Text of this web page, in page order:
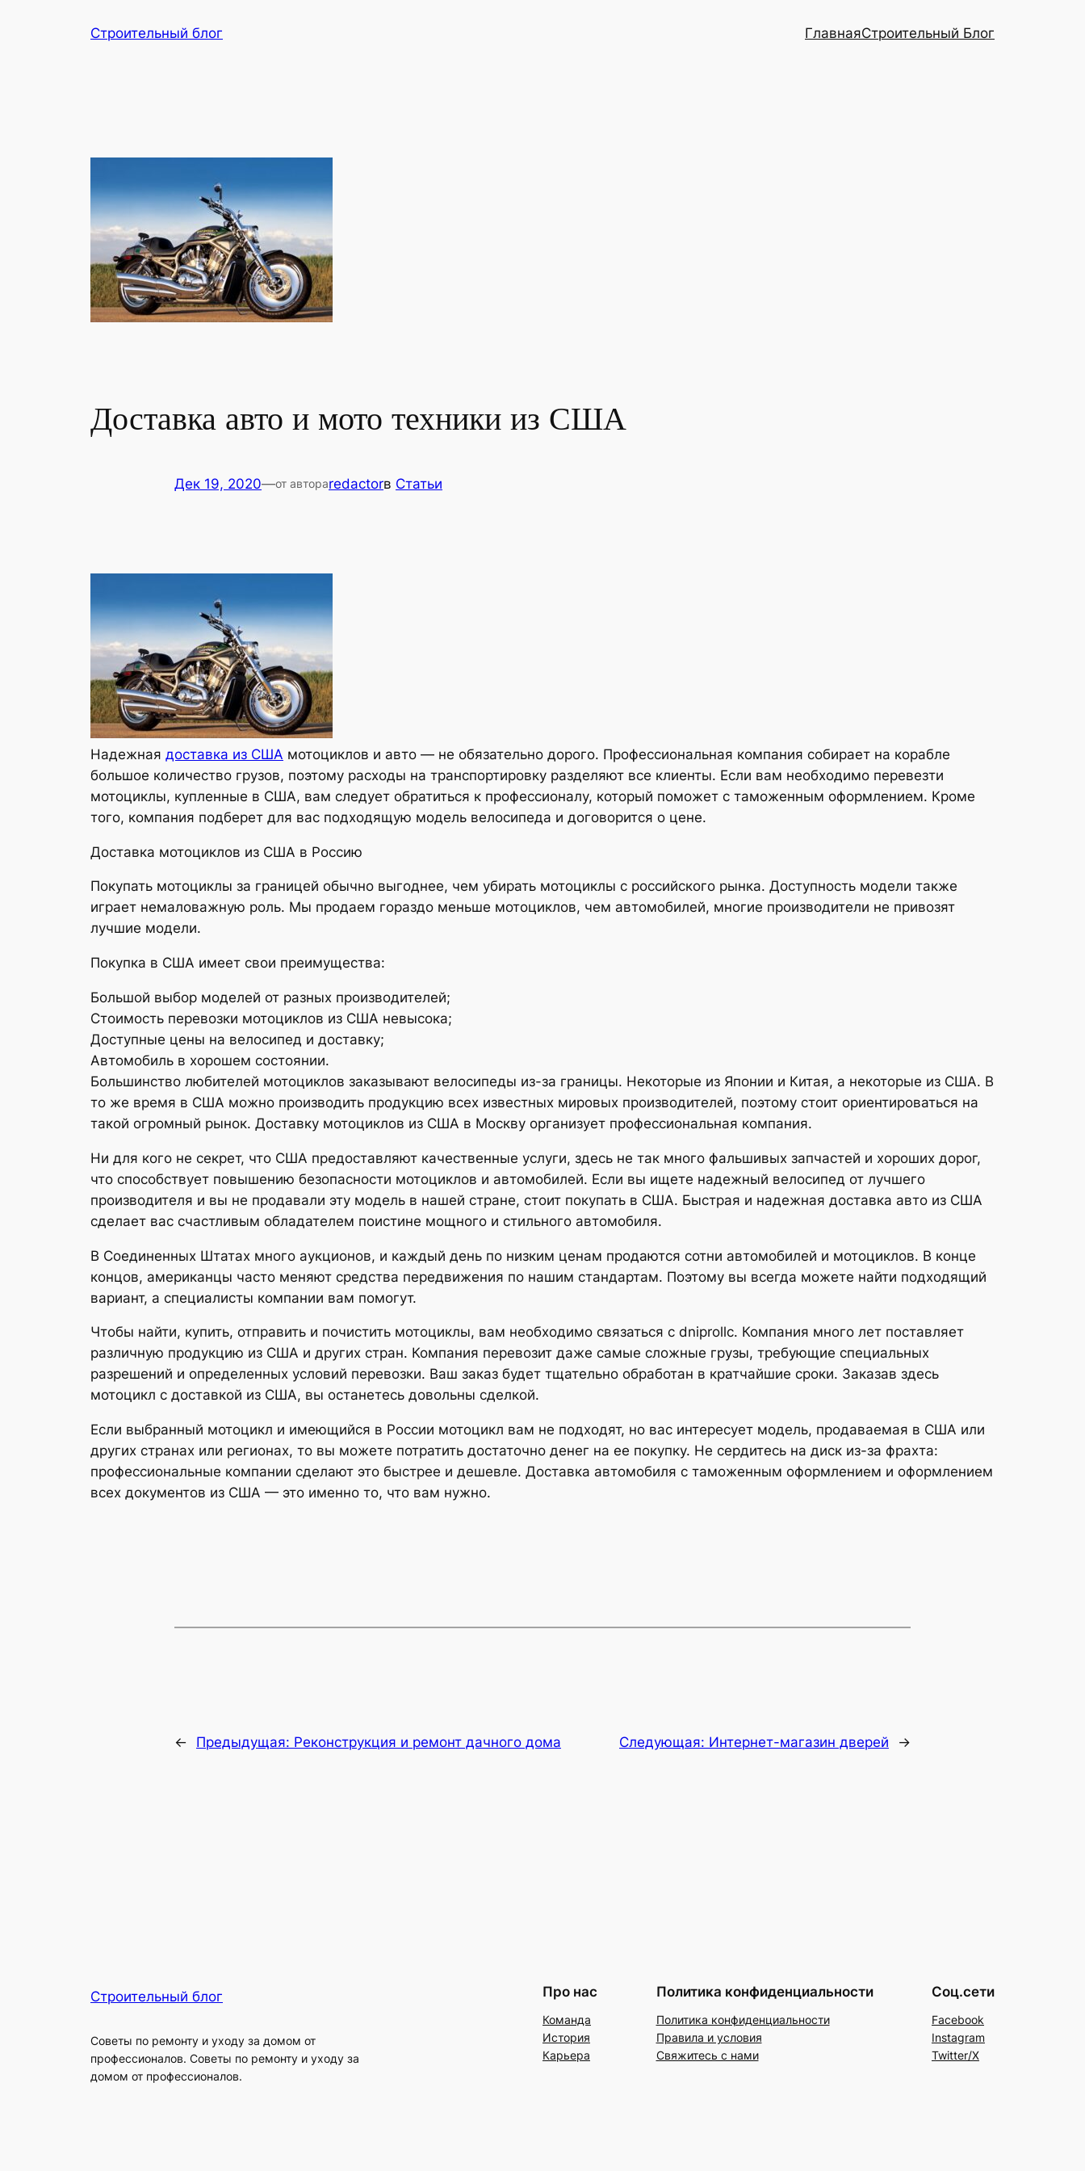
Строительный блог ГлавнаяСтроительный Блог
Доставка авто и мото техники из США
Дек 19, 2020—от автораredactorв Статьи
Надежная доставка из США мотоциклов и авто — не обязательно дорого. Профессиональная компания собирает на корабле
большое количество грузов, поэтому расходы на транспортировку разделяют все клиенты. Если вам необходимо перевезти
мотоциклы, купленные в США, вам следует обратиться к профессионалу, который поможет с таможенным оформлением. Кроме
того, компания подберет для вас подходящую модель велосипеда и договорится о цене.
Доставка мотоциклов из США в Россию
Покупать мотоциклы за границей обычно выгоднее, чем убирать мотоциклы с российского рынка. Доступность модели также
играет немаловажную роль. Мы продаем гораздо меньше мотоциклов, чем автомобилей, многие производители не привозят
лучшие модели.
Покупка в США имеет свои преимущества:
Большой выбор моделей от разных производителей;
Стоимость перевозки мотоциклов из США невысока;
Доступные цены на велосипед и доставку;
Автомобиль в хорошем состоянии.
Большинство любителей мотоциклов заказывают велосипеды из-за границы. Некоторые из Японии и Китая, а некоторые из США. В
то же время в США можно производить продукцию всех известных мировых производителей, поэтому стоит ориентироваться на
такой огромный рынок. Доставку мотоциклов из США в Москву организует профессиональная компания.
Ни для кого не секрет, что США предоставляют качественные услуги, здесь не так много фальшивых запчастей и хороших дорог,
что способствует повышению безопасности мотоциклов и автомобилей. Если вы ищете надежный велосипед от лучшего
производителя и вы не продавали эту модель в нашей стране, стоит покупать в США. Быстрая и надежная доставка авто из США
сделает вас счастливым обладателем поистине мощного и стильного автомобиля.
В Соединенных Штатах много аукционов, и каждый день по низким ценам продаются сотни автомобилей и мотоциклов. В конце
концов, американцы часто меняют средства передвижения по нашим стандартам. Поэтому вы всегда можете найти подходящий
вариант, а специалисты компании вам помогут.
Чтобы найти, купить, отправить и почистить мотоциклы, вам необходимо связаться с dniprollc. Компания много лет поставляет
различную продукцию из США и других стран. Компания перевозит даже самые сложные грузы, требующие специальных
разрешений и определенных условий перевозки. Ваш заказ будет тщательно обработан в кратчайшие сроки. Заказав здесь
мотоцикл с доставкой из США, вы останетесь довольны сделкой.
Если выбранный мотоцикл и имеющийся в России мотоцикл вам не подходят, но вас интересует модель, продаваемая в США или
других странах или регионах, то вы можете потратить достаточно денег на ее покупку. Не сердитесь на диск из-за фрахта:
профессиональные компании сделают это быстрее и дешевле. Доставка автомобиля с таможенным оформлением и оформлением
всех документов из США — это именно то, что вам нужно.
← Предыдущая: Реконструкция и ремонт дачного дома Следующая: Интернет-магазин дверей →
Строительный блог
Советы по ремонту и уходу за домом от
профессионалов. Советы по ремонту и уходу за
домом от профессионалов.
Про нас
Команда
История
Карьера
Политика конфиденциальности
Политика конфиденциальности
Правила и условия
Свяжитесь с нами
Соц.сети
Facebook
Instagram
Twitter/X